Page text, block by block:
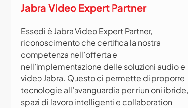
Jabra Video Expert Partner
Essedi è Jabra Video Expert Partner,
riconoscimento che certifica la nostra
competenza nell’offerta e
nell’implementazione delle soluzioni audio e
video Jabra. Questo ci permette di proporre
tecnologie all’avanguardia per riunioni ibride,
spazi di lavoro intelligenti e collaboration